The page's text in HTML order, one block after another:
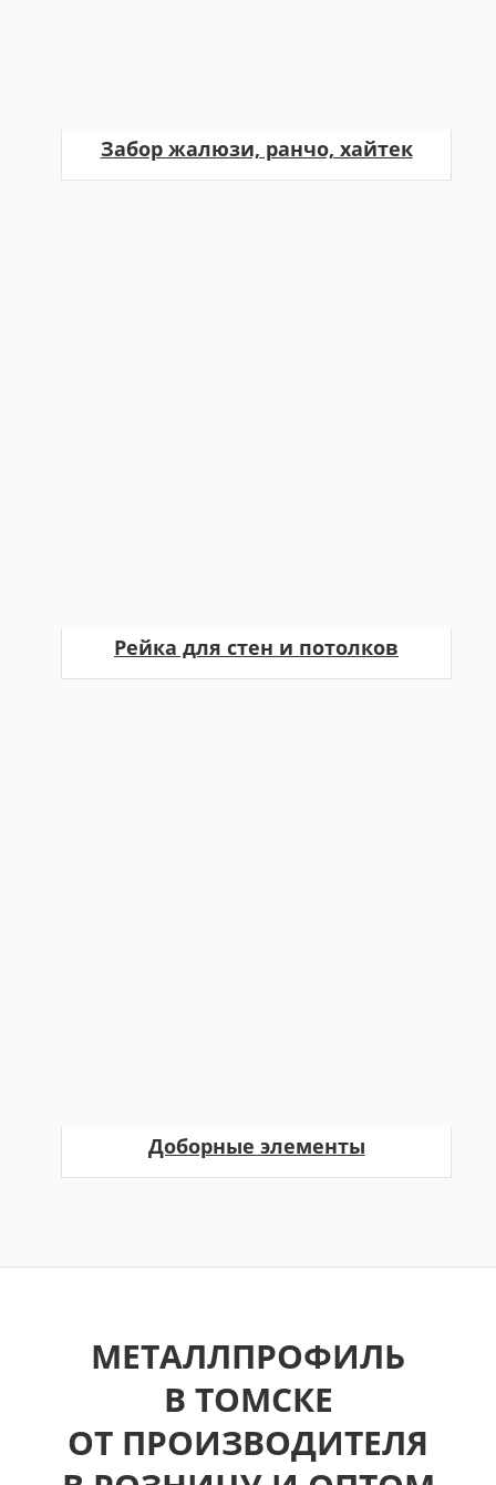
Забор жалюзи, ранчо, хайтек
Рейка для стен и потолков
Доборные элементы
МЕТАЛЛПРОФИЛЬ
В ТОМСКЕ
ОТ ПРОИЗВОДИТЕЛЯ